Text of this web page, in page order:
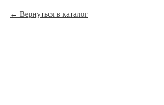
Вернуться в каталог